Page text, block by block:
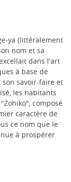
ya (littéralement
nom et sa
dans l'art
à base de
savoir-faire et
les habitants
composé
caractère de
ce nom que le
à prospérer